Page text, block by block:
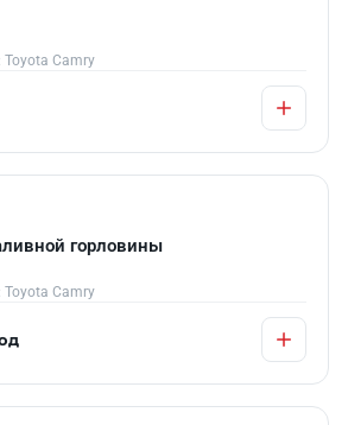
Toyota Camry
горловины
Toyota Camry